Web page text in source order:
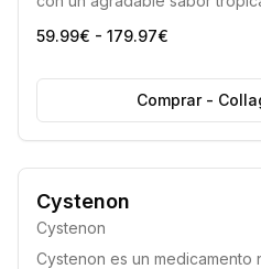
envejecimiento. Ayuda a las
disminución natural del
59.99€ - 179.97€
Comprar-
Cystenon
Cystenon
Cystenon es un medicamento